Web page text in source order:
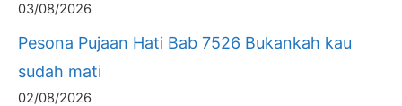
03/08/2026
Pesona Pujaan Hati Bab 7526 Bukankah kau
sudah mati
02/08/2026